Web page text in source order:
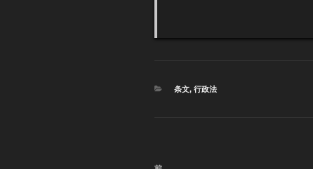
カ
条文, 行政法
投